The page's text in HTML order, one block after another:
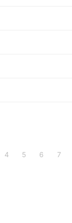
4 5 6 7